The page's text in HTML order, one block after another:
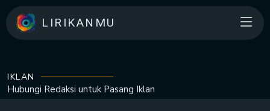
LIRIKANMU
IKLAN
Hubungi Redaksi untuk Pasang Iklan